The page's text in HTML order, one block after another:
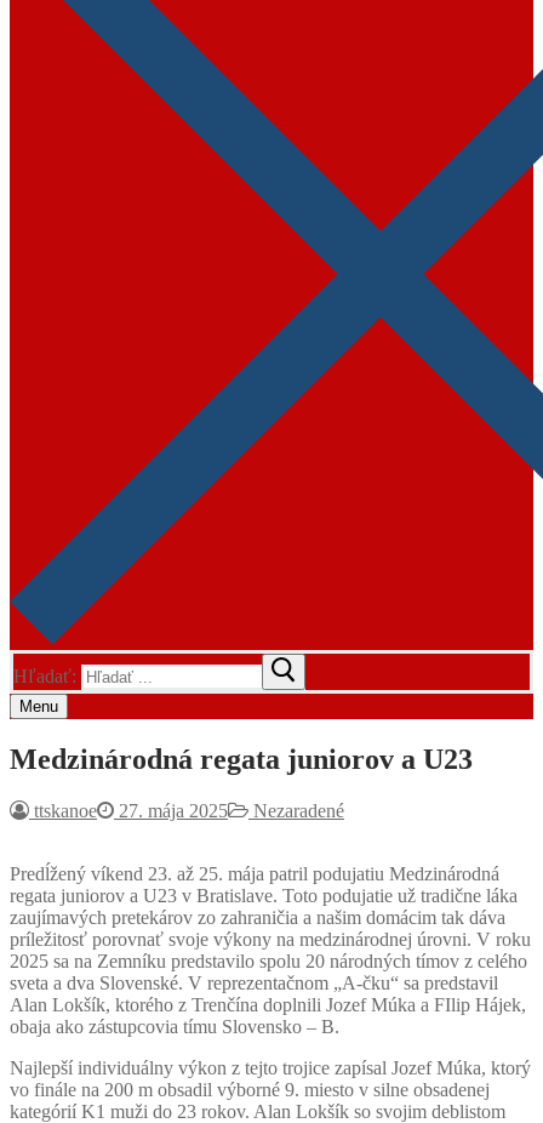
Hľadať:
Menu
Medzinárodná regata juniorov a U23
ttskanoe 27. mája 2025 Nezaradené
Predĺžený víkend 23. až 25. mája patril podujatiu Medzinárodná
regata juniorov a U23 v Bratislave. Toto podujatie už tradične láka
zaujímavých pretekárov zo zahraničia a našim domácim tak dáva
príležitosť porovnať svoje výkony na medzinárodnej úrovni. V roku
2025 sa na Zemníku predstavilo spolu 20 národných tímov z celého
sveta a dva Slovenské. V reprezentačnom „A-čku“ sa predstavil
Alan Lokšík, ktorého z Trenčína doplnili Jozef Múka a FIlip Hájek,
obaja ako zástupcovia tímu Slovensko – B.
Najlepší individuálny výkon z tejto trojice zapísal Jozef Múka, ktorý
vo finále na 200 m obsadil výborné 9. miesto v silne obsadenej
kategórií K1 muži do 23 rokov. Alan Lokšík so svojim deblistom